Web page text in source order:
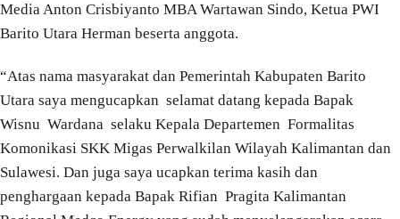
Media Anton Crisbiyanto MBA Wartawan Sindo, Ketua PWI
Barito Utara Herman beserta anggota.
“Atas nama masyarakat dan Pemerintah Kabupaten Barito
Utara saya mengucapkan selamat datang kepada Bapak
Wisnu Wardana selaku Kepala Departemen Formalitas
Komonikasi SKK Migas Perwalkilan Wilayah Kalimantan dan
Sulawesi. Dan juga saya ucapkan terima kasih dan
penghargaan kepada Bapak Rifian Pragita Kalimantan